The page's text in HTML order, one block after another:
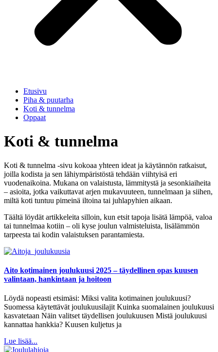
Etusivu
Piha & puutarha
Koti & tunnelma
Oppaat
Koti & tunnelma
Koti & tunnelma -sivu kokoaa yhteen ideat ja käytännön ratkaisut,
joilla kodista ja sen lähiympäristöstä tehdään viihtyisä eri
vuodenaikoina. Mukana on valaistusta, lämmitystä ja sesonkiaiheita
– asioita, jotka vaikuttavat arjen mukavuuteen, tunnelmaan ja siihen,
miltä koti tuntuu pimeinä iltoina tai juhlapyhien aikaan.
Täältä löydät artikkeleita silloin, kun etsit tapoja lisätä lämpöä, valoa
tai tunnelmaa kotiin – oli kyse joulun valmisteluista, lisälämmön
tarpeesta tai kodin valaistuksen parantamiesta.
Aito kotimainen joulukuusi 2025 – täydellinen opas kuusen
valintaan, hankintaan ja hoitoon
Löydä nopeasti etsimäsi: Miksi valita kotimainen joulukuusi?
Suomessa käytettävät joulukuusilajit Kuinka suomalainen joulukuusi
kasvatetaan Näin valitset täydellisen joulukuusen Mistä joulukuusi
kannattaa hankkia? Kuusen kuljetus ja
Lue lisää...